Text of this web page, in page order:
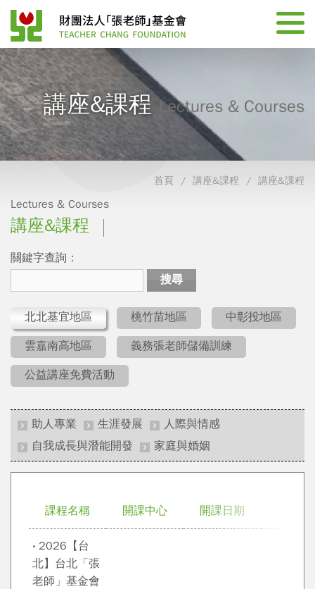
講座&課程 Lectures & Courses
首頁 講座&課程 講座&課程
Lectures & Courses
講座&課程
關鍵字查詢：
搜尋
北北基宜地區 桃竹苗地區 中彰投地區
雲嘉南高地區 義務張老師儲備訓練
公益講座免費活動
助人專業 生涯發展
人際與情感
自我成長與潛能開發
家庭與婚姻
課程名稱 開課中心 開課日期
‧ 2026【台
北】台北「張
老師」基金會